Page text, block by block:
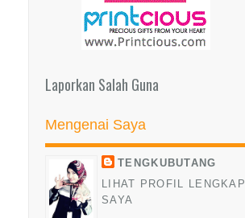
Pro by HYPERGRAF...
PENANTIAN SELAMA 4 TAHUN -
Info Untuk Ibu Sebelum Memulakan
KENAPA KENTUT ITU PERLU?
JOM BACA 8 MANFAAT
KENTUT...
BAU KENTUT PEREMPUAN
MAMPU MEMBUNUH SEEKOR
Laporkan Salah Guna
Mengenai Saya
TENGKUBUTANG
LIHAT PROFIL LENGKAP
SAYA